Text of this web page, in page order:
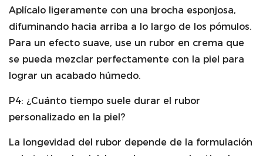
Aplícalo ligeramente con una brocha esponjosa,
difuminando hacia arriba a lo largo de los pómulos.
Para un efecto suave, use un rubor en crema que
se pueda mezclar perfectamente con la piel para
lograr un acabado húmedo.
P4: ¿Cuánto tiempo suele durar el rubor
personalizado en la piel?
La longevidad del rubor depende de la formulación